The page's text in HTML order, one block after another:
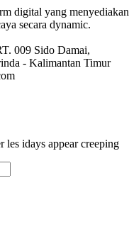
digital yang menyediakan
secara dynamic.
009 Sido Damai,
- Kalimantan Timur
idays appear creeping